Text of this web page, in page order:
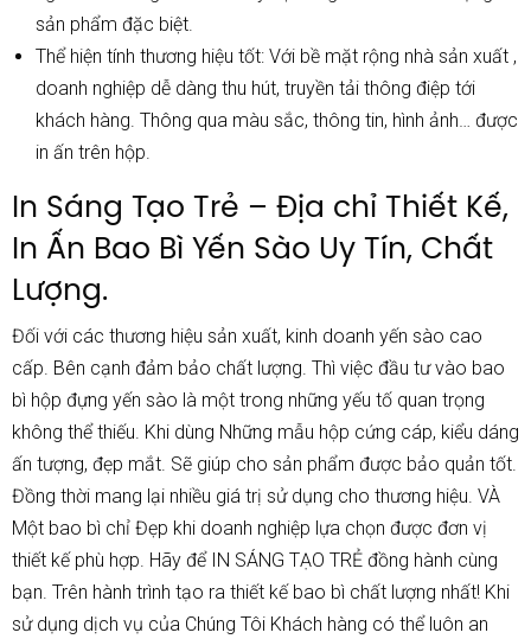
sản phẩm đặc biệt.
Thể hiện tính thương hiệu tốt: Với bề mặt rộng nhà sản xuất ,
doanh nghiệp dễ dàng thu hút, truyền tải thông điệp tới
khách hàng. Thông qua màu sắc, thông tin, hình ảnh… được
in ấn trên hộp.
In Sáng Tạo Trẻ – Địa chỉ Thiết Kế,
In Ấn Bao Bì Yến Sào Uy Tín, Chất
Lượng.
Đối với các thương hiệu sản xuất, kinh doanh yến sào cao
cấp. Bên cạnh đảm bảo chất lượng. Thì việc đầu tư vào bao
bì hộp đựng yến sào là một trong những yếu tố quan trọng
không thể thiếu. Khi dùng Những mẫu hộp cứng cáp, kiểu dáng
ấn tượng, đẹp mắt. Sẽ giúp cho sản phẩm được bảo quản tốt.
Đồng thời mang lại nhiều giá trị sử dụng cho thương hiệu. VÀ
Một bao bì chỉ Đẹp khi doanh nghiệp lựa chọn được đơn vị
thiết kế phù hợp. Hãy để IN SÁNG TẠO TRẺ đồng hành cùng
bạn. Trên hành trình tạo ra thiết kế bao bì chất lượng nhất! Khi
sử dụng dịch vụ của Chúng Tôi Khách hàng có thể luôn an